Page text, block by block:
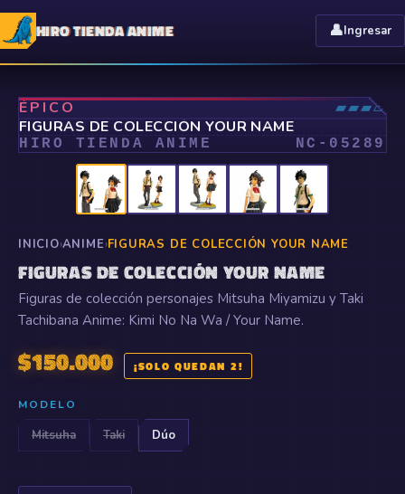
HIRO TIENDA ANIME 👤Ingresar
ÉPICO ▰▰▰▱
⤢
FIGURAS DE COLECCIÓN YOUR NAME
HIRO TIENDA ANIME NC- 05289
INICIO›ANIME›FIGURAS DE COLECCIÓN YOUR NAME
FIGURAS DE COLECCIÓN YOUR NAME
Figuras de colección personajes Mitsuha Miyamizu y Taki
Tachibana Anime: Kimi No Na Wa / Your Name.
$150.000 ¡SOLO QUEDAN 2!
MODELO
Mitsuha Taki Dúo